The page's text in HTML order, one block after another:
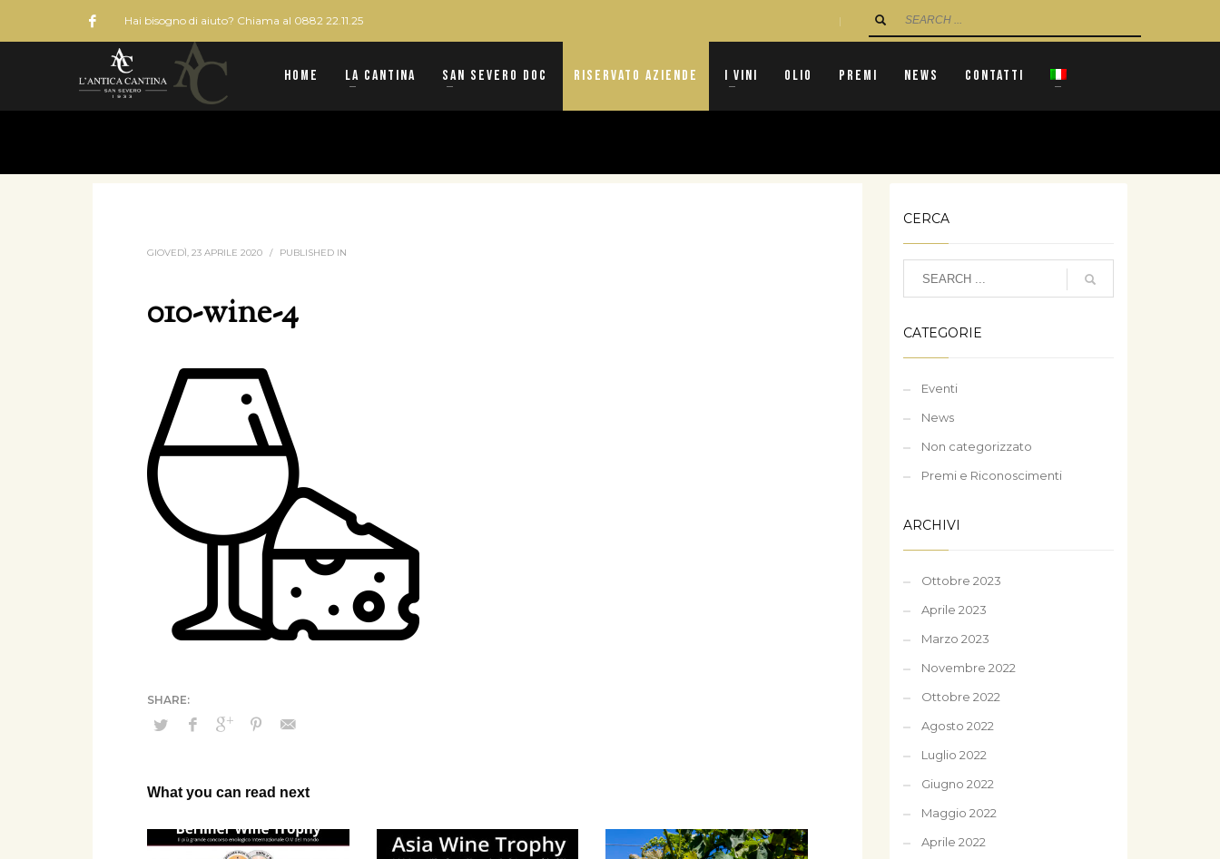
Hai bisogno di aiuto? Chiama al 0882 22.11.25 |
Home La Cantina San Severo DOC Riservato Aziende I vini Olio Premi News Contatti
GIOVEDÌ, 23 APRILE 2020 / PUBLISHED IN
010-wine-4
What you can read next
CERCA
CATEGORIE
Eventi
News
Non categorizzato
Premi e Riconoscimenti
ARCHIVI
Ottobre 2023
Aprile 2023
Marzo 2023
Novembre 2022
Ottobre 2022
Agosto 2022
Luglio 2022
Giugno 2022
Maggio 2022
Aprile 2022